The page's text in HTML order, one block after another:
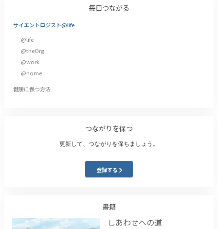
毎日つながる
サイエントロジスト@life
@life
@theOrg
@work
@home
健康に保つ方法
つながりを保つ
更新して、つながりを保ちましょう。
登録する
書籍
しあわせへの道